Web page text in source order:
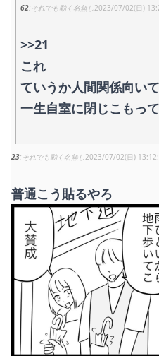
62 それでも動く名無し 2023/07/02(日)
>>21
これ
ていうか人間関係向い
一生自室に閉じこもっ
23 それでも動く名無し 2023/07/02(日)
普通こう貼るやろ